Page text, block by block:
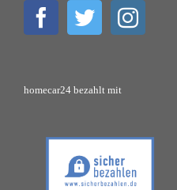
homecar24 bezahlt mit